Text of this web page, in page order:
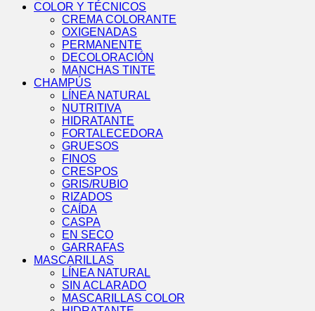
COLOR Y TÉCNICOS
CREMA COLORANTE
OXIGENADAS
PERMANENTE
DECOLORACIÓN
MANCHAS TINTE
CHAMPÚS
LÍNEA NATURAL
NUTRITIVA
HIDRATANTE
FORTALECEDORA
GRUESOS
FINOS
CRESPOS
GRIS/RUBIO
RIZADOS
CAÍDA
CASPA
EN SECO
GARRAFAS
MASCARILLAS
LÍNEA NATURAL
SIN ACLARADO
MASCARILLAS COLOR